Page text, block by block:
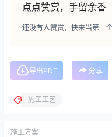
点点赞赏，手留余香
还没有人赞赏，快来当第一
导出PDF 分享
施工工艺
施工方案